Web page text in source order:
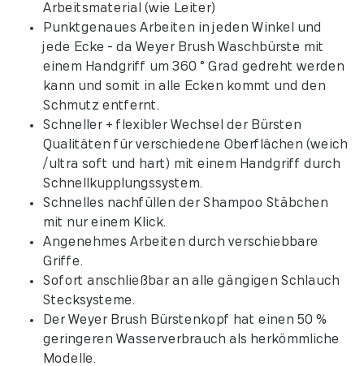
Arbeitsmaterial (wie Leiter)
Punktgenaues Arbeiten in jeden Winkel und
jede Ecke - da Weyer Brush Waschbürste mit
einem Handgriff um 360 ° Grad gedreht werden
kann und somit in alle Ecken kommt und den
Schmutz entfernt.
Schneller + flexibler Wechsel der Bürsten
Qualitäten für verschiedene Oberflächen (weich
/ultra soft und hart) mit einem Handgriff durch
Schnellkupplungssystem.
Schnelles nachfüllen der Shampoo Stäbchen
mit nur einem Klick.
Angenehmes Arbeiten durch verschiebbare
Griffe.
Sofort anschließbar an alle gängigen Schlauch
Stecksysteme.
Der Weyer Brush Bürstenkopf hat einen 50 %
geringeren Wasserverbrauch als herkömmliche
Modelle.